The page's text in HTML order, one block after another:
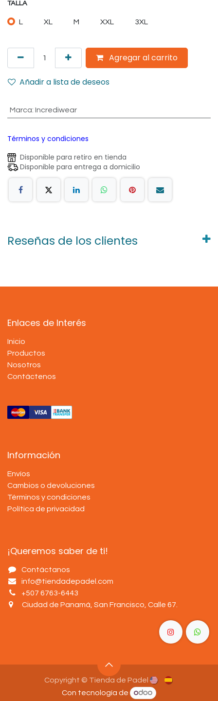
TALLA
L XL M XXL 3XL
Agregar al carrito
Añadir a lista de deseos
Marca: Incrediwear
Términos y condiciones
Disponible para retiro en tienda
Disponible para entrega a domicilio
Reseñas de los clientes
Enlaces de Interés
Inicio
Productos
Nosotros
Contáctenos
Información
Envíos
Cambios o devoluciones
Términos y condiciones
Política de privacidad
¡Queremos saber de ti!
Contáctanos
info@tiendadepadel.com
+507 6763-6443
Ciudad de Panamá, San Francisco, Calle 67.
Copyright © Tienda de Padel
Con tecnología de